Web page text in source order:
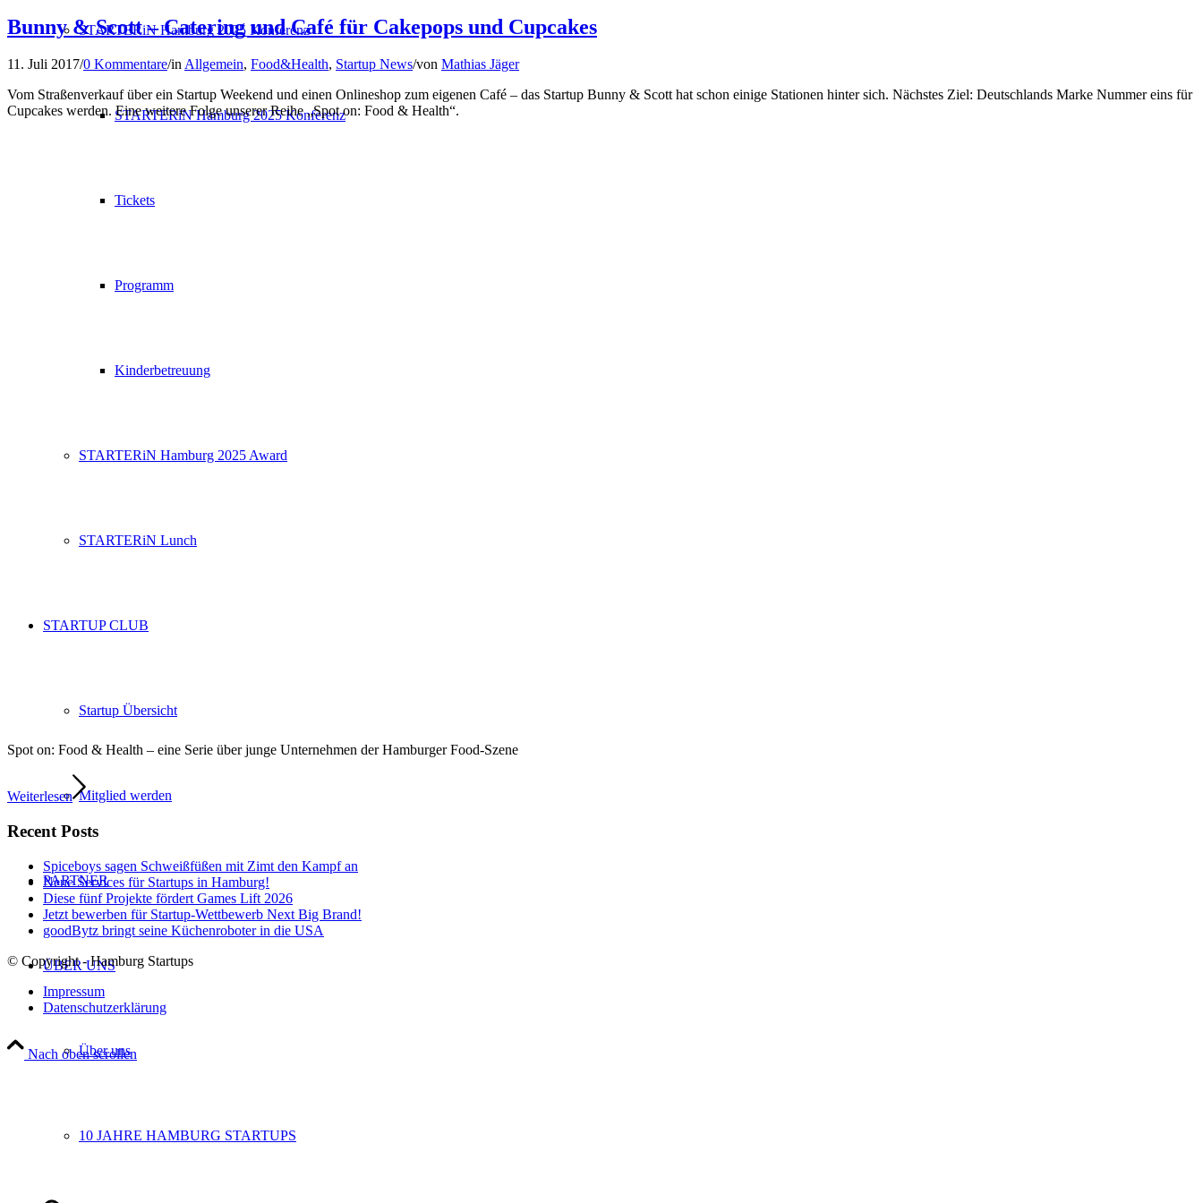
STARTERiN Hamburg 2025 Konferenz
STARTERiN Hamburg 2025 Konferenz
Tickets
Programm
Kinderbetreuung
STARTERiN Hamburg 2025 Award
STARTERiN Lunch
STARTUP CLUB
Startup Übersicht
Mitglied werden
PARTNER
ÜBER UNS
Über uns
10 JAHRE HAMBURG STARTUPS
Bunny & Scott – Catering und Café für Cakepops und Cupcakes
11. Juli 2017/0 Kommentare/inAllgemein, Food&Health, Startup News/von Mathias Jäger
Vom Straßenverkauf über ein Startup Weekend und einen Onlineshop zum eigenen Café – das Startup Bunny & Scott hat schon einige Stationen hinter sich. Nächstes Ziel: Deutschlands Marke Nummer eins für
Cupcakes werden. Eine weitere Folge unserer Reihe „Spot on: Food & Health“.
Spot on: Food & Health – eine Serie über junge Unternehmen der Hamburger Food-Szene
Weiterlesen
Recent Posts
Spiceboys sagen Schweißfüßen mit Zimt den Kampf an
Neue Services für Startups in Hamburg!
Diese fünf Projekte fördert Games Lift 2026
Jetzt bewerben für Startup-Wettbewerb Next Big Brand!
goodBytz bringt seine Küchenroboter in die USA
© Copyright - Hamburg Startups
Impressum
Datenschutzerklärung
Nach oben scrollen